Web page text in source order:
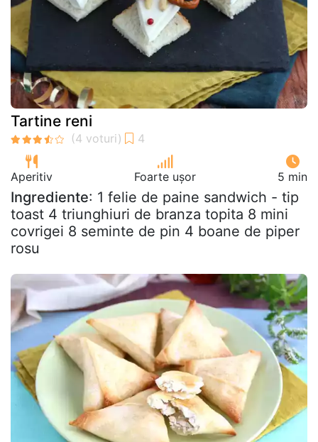
Tartine reni
Aperitiv Foarte ușor 5 min
Ingrediente: 1 felie de paine sandwich - tip
toast 4 triunghiuri de branza topita 8 mini
covrigei 8 seminte de pin 4 boane de piper
rosu